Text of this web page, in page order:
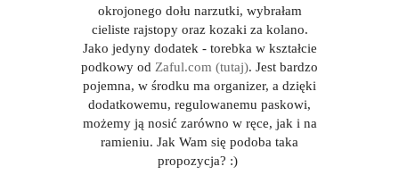
okrojonego dołu narzutki, wybrałam
cieliste rajstopy oraz kozaki za kolano.
Jako jedyny dodatek - torebka w kształcie
podkowy od Zaful.com (tutaj). Jest bardzo
pojemna, w środku ma organizer, a dzięki
dodatkowemu, regulowanemu paskowi,
możemy ją nosić zarówno w ręce, jak i na
ramieniu. Jak Wam się podoba taka
propozycja? :)